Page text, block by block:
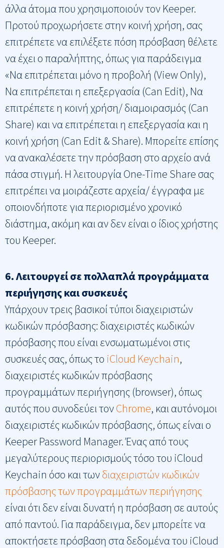
άλλα άτομα που χρησιμοποιούν τον Keeper.
Προτού προχωρήσετε στην κοινή χρήση, σας
επιτρέπετε να επιλέξετε πόση πρόσβαση θέλετε
να έχει ο παραλήπτης, όπως για παράδειγμα
«Να επιτρέπεται μόνο η προβολή (View Only),
Να επιτρέπεται η επεξεργασία (Can Edit), Να
επιτρέπετε η κοινή χρήση/ διαμοιρασμός (Can
Share) και να επιτρέπεται η επεξεργασία και η
κοινή χρήση (Can Edit & Share). Μπορείτε επίσης
να ανακαλέσετε την πρόσβαση στο αρχείο ανά
πάσα στιγμή. Η λειτουργία One-Time Share σας
επιτρέπει να μοιράζεστε αρχεία/ έγγραφα με
οποιονδήποτε για περιορισμένο χρονικό
διάστημα, ακόμη και αν δεν είναι ο ίδιος χρήστης
του Keeper.
6. Λειτουργεί σε πολλαπλά προγράμματα
περιήγησης και συσκευές
Υπάρχουν τρεις βασικοί τύποι διαχειριστών
κωδικών πρόσβασης: διαχειριστές κωδικών
πρόσβασης που είναι ενσωματωμένοι στις
συσκευές σας, όπως το iCloud Keychain,
διαχειριστές κωδικών πρόσβασης
προγραμμάτων περιήγησης (browser), όπως
αυτός που συνοδεύει τονChrome, και αυτόνομοι
διαχειριστές κωδικών πρόσβασης, όπως είναι ο
Keeper Password Manager. Ένας από τους
μεγαλύτερους περιορισμούς τόσο του iCloud
Keychain όσο και τωνδιαχειριστών κωδικών
πρόσβασης των προγραμμάτων περιήγησης
είναι ότι δεν είναι δυνατή η πρόσβαση σε αυτούς
από παντού. Για παράδειγμα, δεν μπορείτε να
αποκτήσετε πρόσβαση στα δεδομένα του iCloud